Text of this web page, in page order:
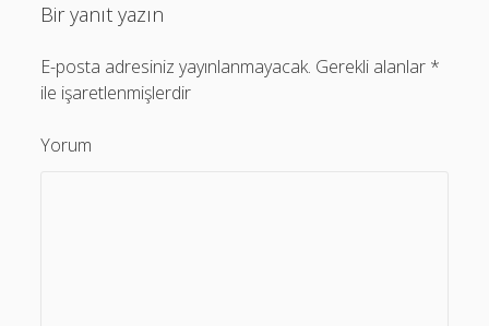
Bir yanıt yazın
E-posta adresiniz yayınlanmayacak. Gerekli alanlar *
ile işaretlenmişlerdir
Yorum